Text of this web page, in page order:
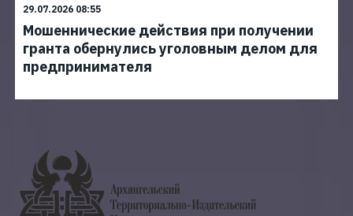
29.07.2026 08:55
Мошеннические действия при получении
гранта обернулись уголовным делом для
предпринимателя